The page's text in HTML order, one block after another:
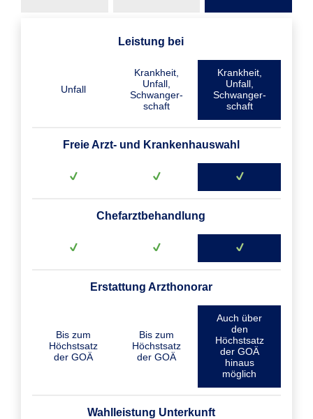
Leistung bei
Unfall
Krankheit,
Unfall,
Schwanger­
schaft
Krankheit,
Unfall,
Schwanger­
schaft
Freie Arzt- und Krankenhauswahl
Chefarztbehandlung
Erstattung Arzthonorar
Bis zum
Höchstsatz
der GOÄ
Bis zum
Höchstsatz
der GOÄ
Auch über
den
Höchstsatz
der GOÄ
hinaus
möglich
Wahlleistung Unterkunft